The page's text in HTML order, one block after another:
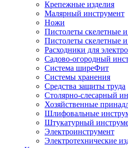
Крепежные изделия
Малярный инструмент
Ножи
Пистолеты скелетные
Пистолеты скелетные
Расходники для
Садово-огородный
Система ширеФит
Системы хранения
Средства защиты труда
Столярно-слесарный
Хозяйственные
Шлифовальные
Штукатурный
Электроинструмент
Электротехнические